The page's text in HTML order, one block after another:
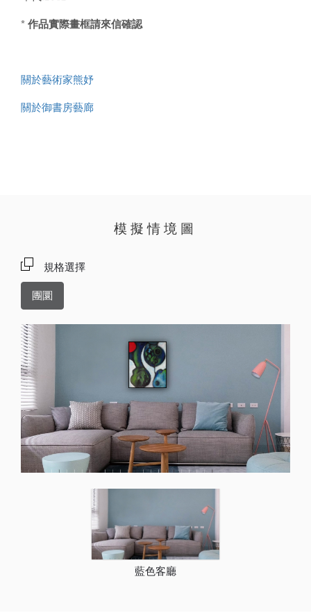
* 作品實際畫框請來信確認
關於藝術家熊妤
關於御書房藝廊
模擬情境圖
規格選擇
團圜
藍色客廳